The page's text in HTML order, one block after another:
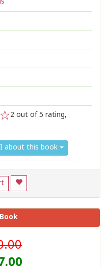
2 out of 5 rating,
about this book